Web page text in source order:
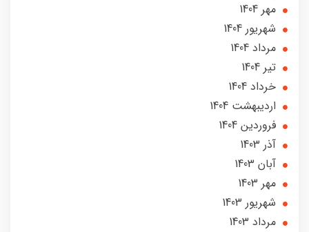
مهر 1404
شهریور 1404
مرداد 1404
تير 1404
خرداد 1404
ارديبهشت 1404
فروردین 1404
آذر 1403
آبان 1403
مهر 1403
شهریور 1403
مرداد 1403